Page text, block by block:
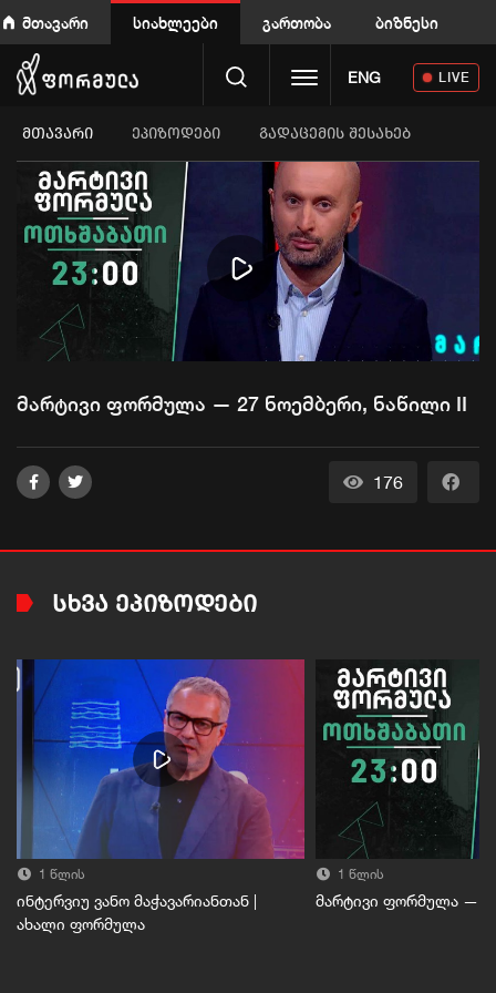
მთავარი სიახლეები გართობა ბიზნესი
Toggle navigation
ENG LIVE
ᲛᲗᲐᲕᲐᲠᲘ ეპიზოდები გადაცემის შესახებ
Play
Video
მარტივი ფორმულა — 27 ნოემბერი, ნაწილი II
176
ᲡᲮᲕᲐ ᲔᲞᲘᲖᲝᲓᲔᲑᲘ
1 წლის
ინტერვიუ ვანო მაჭავარიანთან |
ახალი ფორმულა
1 წლის
მარტივი ფორმულა —